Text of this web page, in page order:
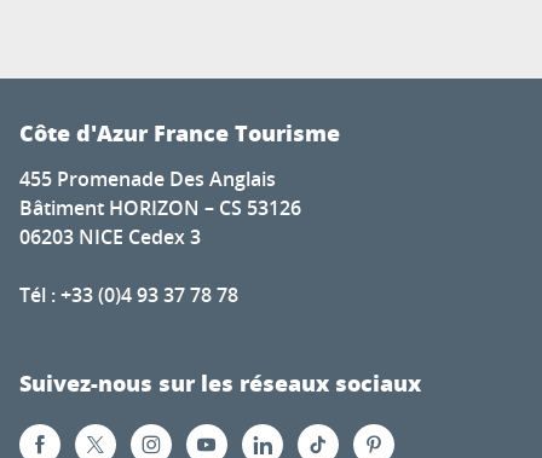
Côte d'Azur France Tourisme
455 Promenade Des Anglais
Bâtiment HORIZON – CS 53126
06203 NICE Cedex 3
Tél : +33 (0)4 93 37 78 78
Suivez-nous sur les réseaux sociaux